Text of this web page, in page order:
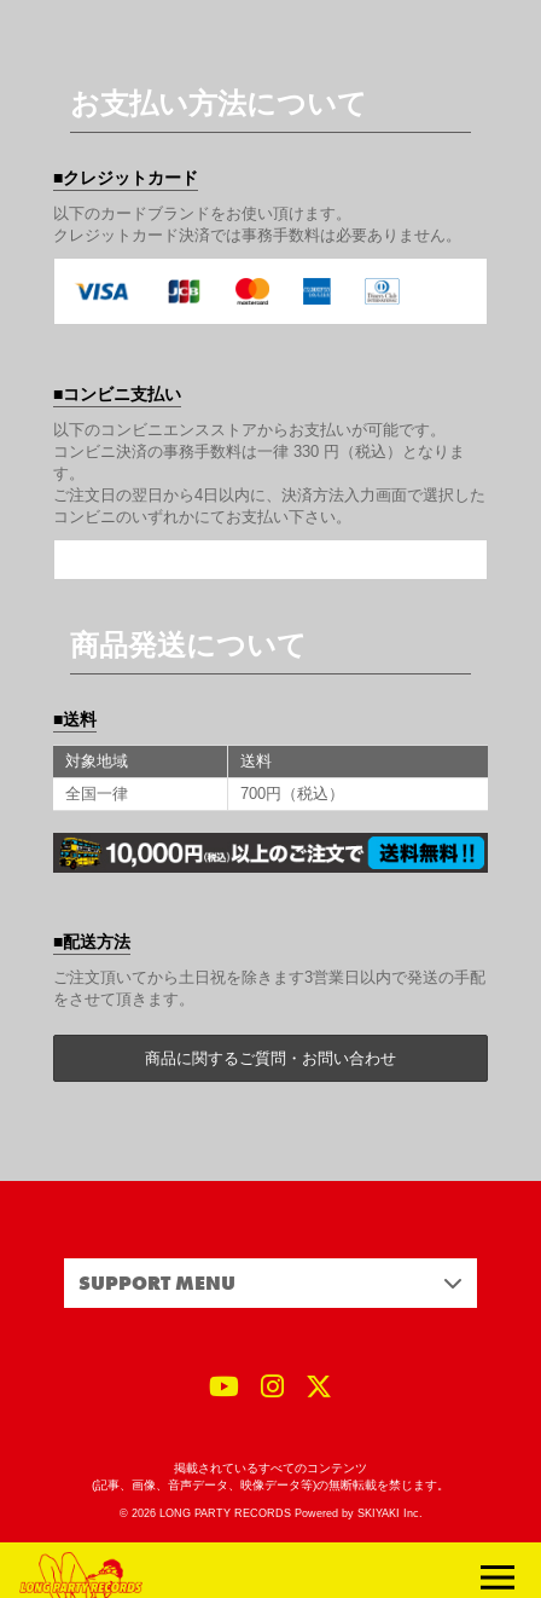
お支払い方法について
クレジットカード
以下のカードブランドをお使い頂けます。
クレジットカード決済では事務手数料は必要ありません。
コンビニ支払い
以下のコンビニエンスストアからお支払いが可能です。
コンビニ決済の事務手数料は一律 330 円（税込）となりま
す。
ご注文日の翌日から4日以内に、決済方法入力画面で選択した
コンビニのいずれかにてお支払い下さい。
商品発送について
送料
対象地域
送料
全国一律
700円（税込）
配送方法
ご注文頂いてから土日祝を除きます3営業日以内で発送の手配
をさせて頂きます。
商品に関するご質問・お問い合わせ
SUPPORT MENU
掲載されているすべてのコンテンツ
(記事、画像、音声データ、映像データ等)の無断転載を禁じます。
© 2026 LONG PARTY RECORDS Powered by SKIYAKI Inc.